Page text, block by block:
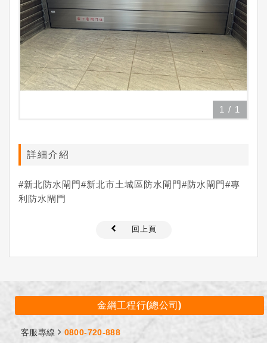
1 / 1
詳細介紹
#新北防水閘門#新北市土城區防水閘門#防水閘門#專
利防水閘門
回上頁
金綱工程行(總公司)
客服專線
0800-720-888